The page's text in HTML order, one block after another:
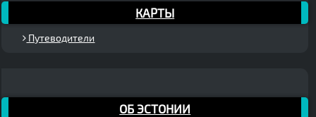
КАРТЫ
Путеводители
ОБ ЭСТОНИИ